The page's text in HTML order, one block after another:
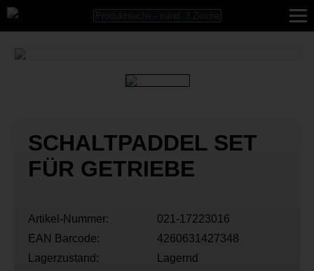
SCHALTPADDEL SET
FÜR GETRIEBE
Artikel-Nummer:
021-17223016
EAN Barcode:
4260631427348
Lagerzustand:
Lagernd